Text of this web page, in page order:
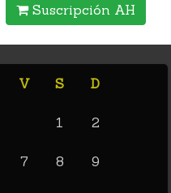
Suscripción AH
V S D
1 2
7 8 9